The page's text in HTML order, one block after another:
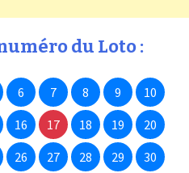
du Loto :
6 7 8 9
10
16 17 18 19
20
26 27 28 29
30